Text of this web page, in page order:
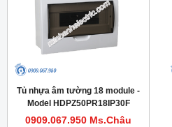
Tủ nhựa âm tường 18 module -
Model HDPZ50PR18IP30F
0909.067.950 Ms.Châu